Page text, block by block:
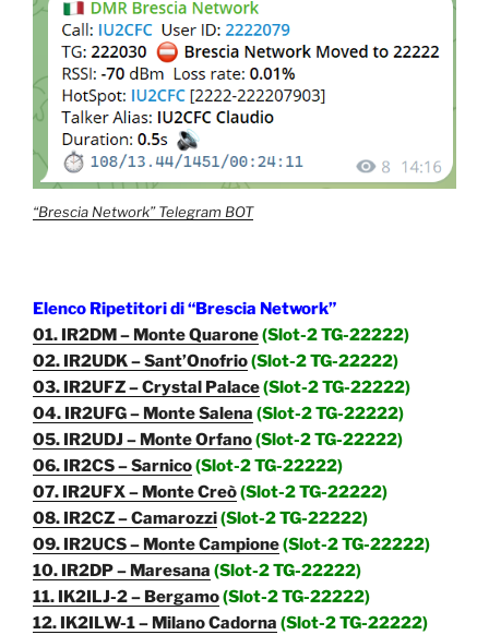
“Brescia Network” Telegram BOT
Elenco Ripetitori di “Brescia Network”
01. IR2DM – Monte Quarone(Slot-2 TG-22222)
02. IR2UDK – Sant’Onofrio(Slot-2 TG-22222)
03. IR2UFZ – Crystal Palace(Slot-2 TG-22222)
04. IR2UFG – Monte Salena (Slot-2 TG-22222)
05. IR2UDJ – Monte Orfano(Slot-2 TG-22222)
06. IR2CS – Sarnico(Slot-2 TG-22222)
07. IR2UFX – Monte Creò(Slot-2 TG-22222)
08. IR2CZ – Camarozzi(Slot-2 TG-22222)
09. IR2UCS – Monte Campione(Slot-2 TG-22222)
10. IR2DP – Maresana (Slot-2 TG-22222)
11. IK2ILJ-2 – Bergamo(Slot-2 TG-22222)
12. IK2ILW-1 – Milano Cadorna (Slot-2 TG-22222)